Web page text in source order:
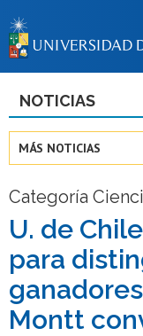
NOTICIAS
MÁS NOTICIAS
Categoría
U. de
para
Montt